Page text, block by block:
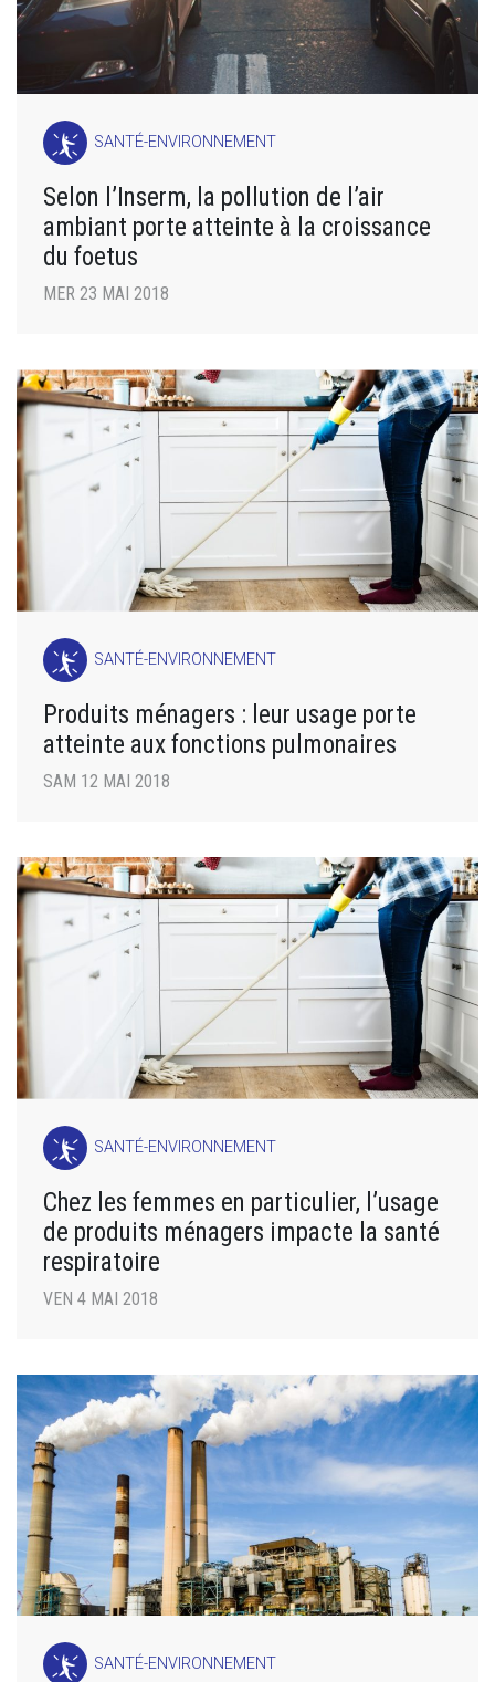
SANTÉ-ENVIRONNEMENT
Selon l’Inserm, la pollution de l’air
ambiant porte atteinte à la croissance
du foetus
MER 23 MAI 2018
SANTÉ-ENVIRONNEMENT
Produits ménagers : leur usage porte
atteinte aux fonctions pulmonaires
SAM 12 MAI 2018
SANTÉ-ENVIRONNEMENT
Chez les femmes en particulier, l’usage
de produits ménagers impacte la santé
respiratoire
VEN 4 MAI 2018
SANTÉ-ENVIRONNEMENT